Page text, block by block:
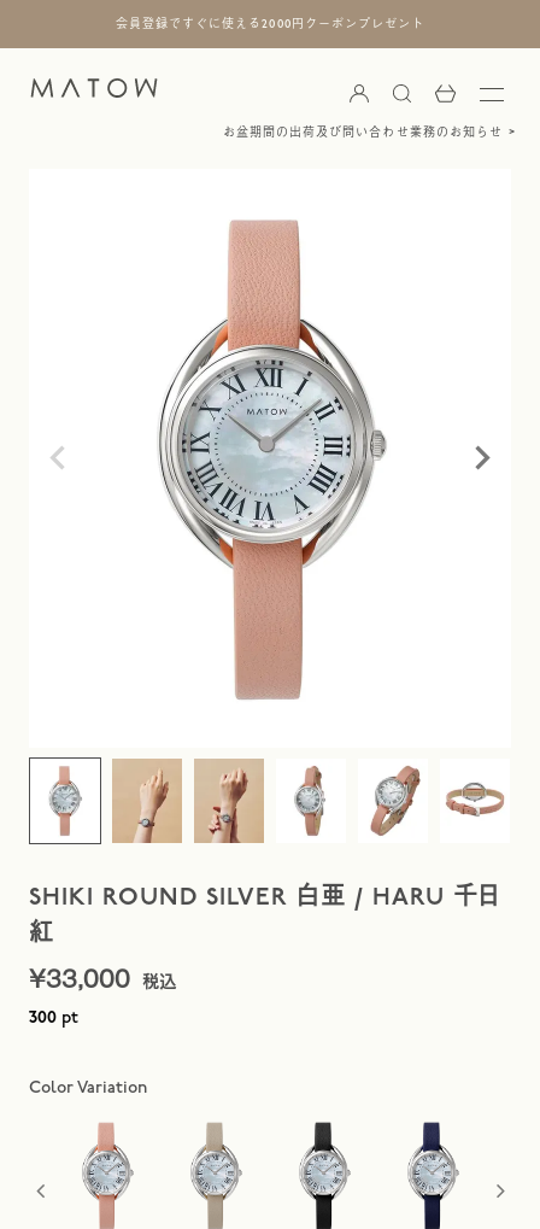
会員登録ですぐに使える2000円クーポンプレゼント
お盆期間の出荷及び問い合わせ業務のお知らせ
SHIKI ROUND SILVER 白亜 / HARU 千日
紅
¥33,000
300 pt